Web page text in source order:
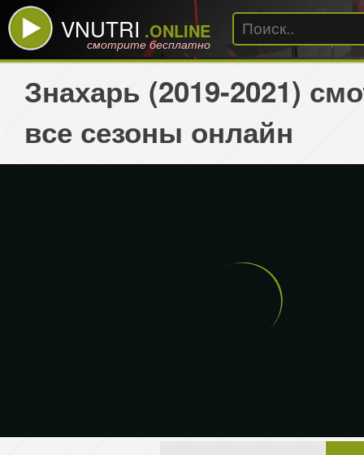
VNUTRI .ONLINE
смотрите бесплатно
Знахарь (2019-2021)
все сезоны онлайн